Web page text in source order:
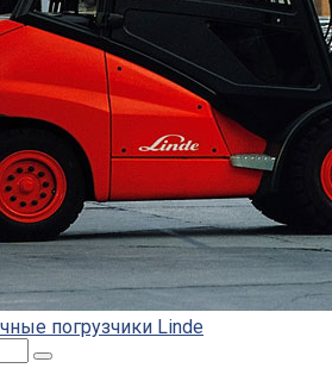
погрузчики Linde